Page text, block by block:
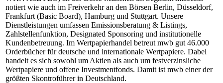
notiert wie auch im Freiverkehr an den Börsen Berlin, Düsseldorf,
Frankfurt (Basic Board), Hamburg und Stuttgart. Unsere
Dienstleistungen umfassen Emissionsberatung & Listings,
Zahlstellenfunktion, Designated Sponsoring und institutionelle
Kundenbetreuung. Im Wertpapierhandel betreut mwb gut 46.000
Orderbücher für deutsche und internationale Wertpapiere. Dabei
handelt es sich sowohl um Aktien als auch um festverzinsliche
Wertpapiere und offene Investmentfonds. Damit ist mwb einer der
größten Skontroführer in Deutschland.